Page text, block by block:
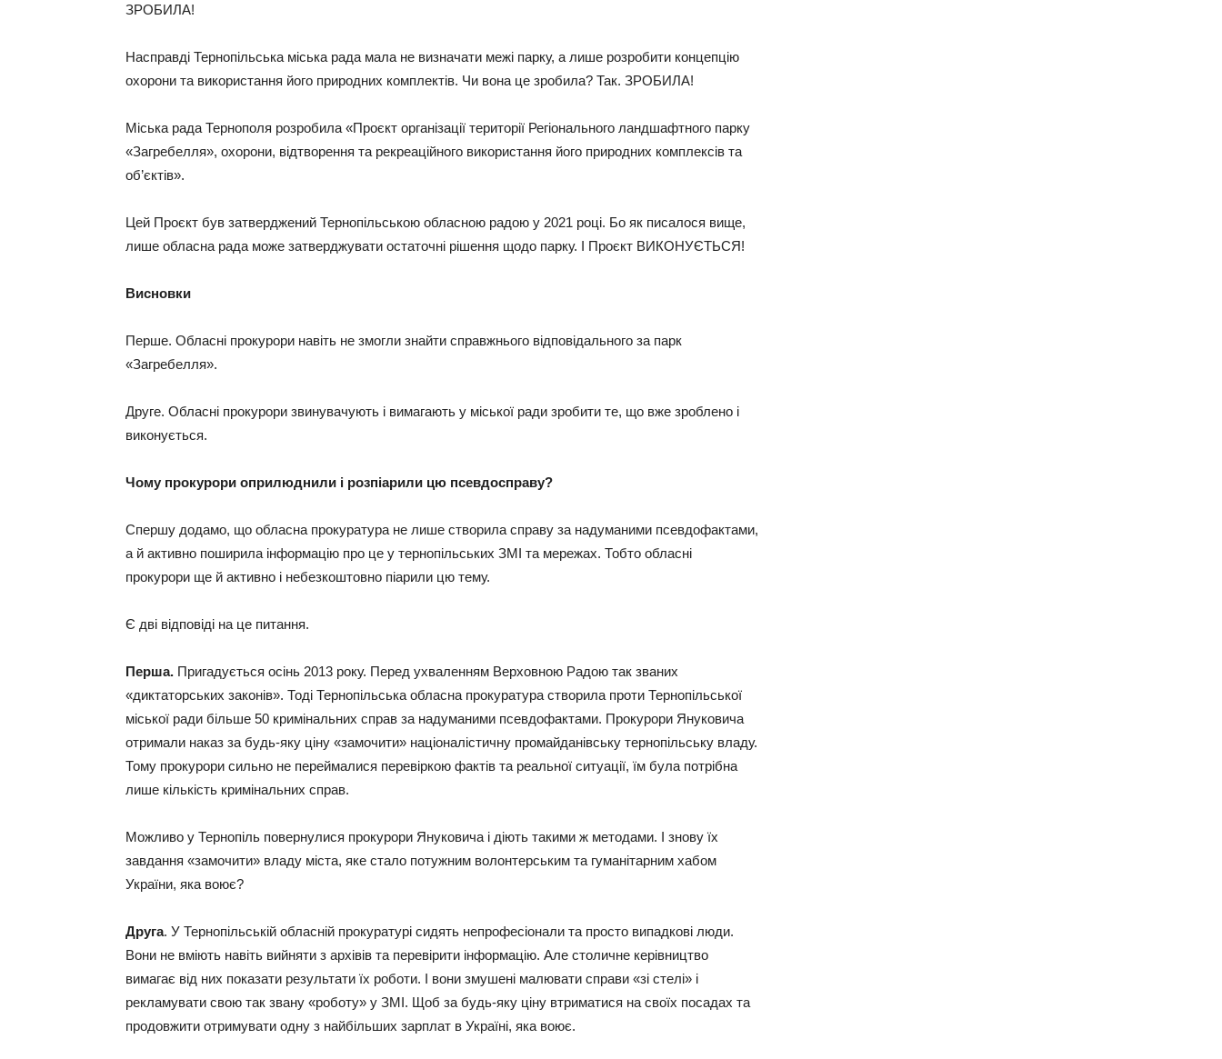
ЗРОБИЛА!
Насправді Тернопільська міська рада мала не визначати межі парку, а лише розробити концепцію
охорони та використання його природних комплектів. Чи вона це зробила? Так. ЗРОБИЛА!
Міська рада Тернополя розробила «Проєкт організації території Регіонального ландшафтного парку
«Загребелля», охорони, відтворення та рекреаційного використання його природних комплексів та
об’єктів».
Цей Проєкт був затверджений Тернопільською обласною радою у 2021 році. Бо як писалося вище,
лише обласна рада може затверджувати остаточні рішення щодо парку. І Проєкт ВИКОНУЄТЬСЯ!
Висновки
Перше. Обласні прокурори навіть не змогли знайти справжнього відповідального за парк
«Загребелля».
Друге. Обласні прокурори звинувачують і вимагають у міської ради зробити те, що вже зроблено і
виконується.
Чому прокурори оприлюднили і розпіарили цю псевдосправу?
Спершу додамо, що обласна прокуратура не лише створила справу за надуманими псевдофактами,
а й активно поширила інформацію про це у тернопільських ЗМІ та мережах. Тобто обласні
прокурори ще й активно і небезкоштовно піарили цю тему.
Є дві відповіді на це питання.
Перша. Пригадується осінь 2013 року. Перед ухваленням Верховною Радою так званих
«диктаторських законів». Тоді Тернопільська обласна прокуратура створила проти Тернопільської
міської ради більше 50 кримінальних справ за надуманими псевдофактами. Прокурори Януковича
отримали наказ за будь-яку ціну «замочити» націоналістичну промайданівську тернопільську владу.
Тому прокурори сильно не переймалися перевіркою фактів та реальної ситуації, їм була потрібна
лише кількість кримінальних справ.
Можливо у Тернопіль повернулися прокурори Януковича і діють такими ж методами. І знову їх
завдання «замочити» владу міста, яке стало потужним волонтерським та гуманітарним хабом
України, яка воює?
Друга. У Тернопільській обласній прокуратурі сидять непрофесіонали та просто випадкові люди.
Вони не вміють навіть вийняти з архівів та перевірити інформацію. Але столичне керівництво
вимагає від них показати результати їх роботи. І вони змушені малювати справи «зі стелі» і
рекламувати свою так звану «роботу» у ЗМІ. Щоб за будь-яку ціну втриматися на своїх посадах та
продовжити отримувати одну з найбільших зарплат в Україні, яка воює.